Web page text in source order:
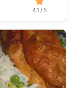
4.1 / 5